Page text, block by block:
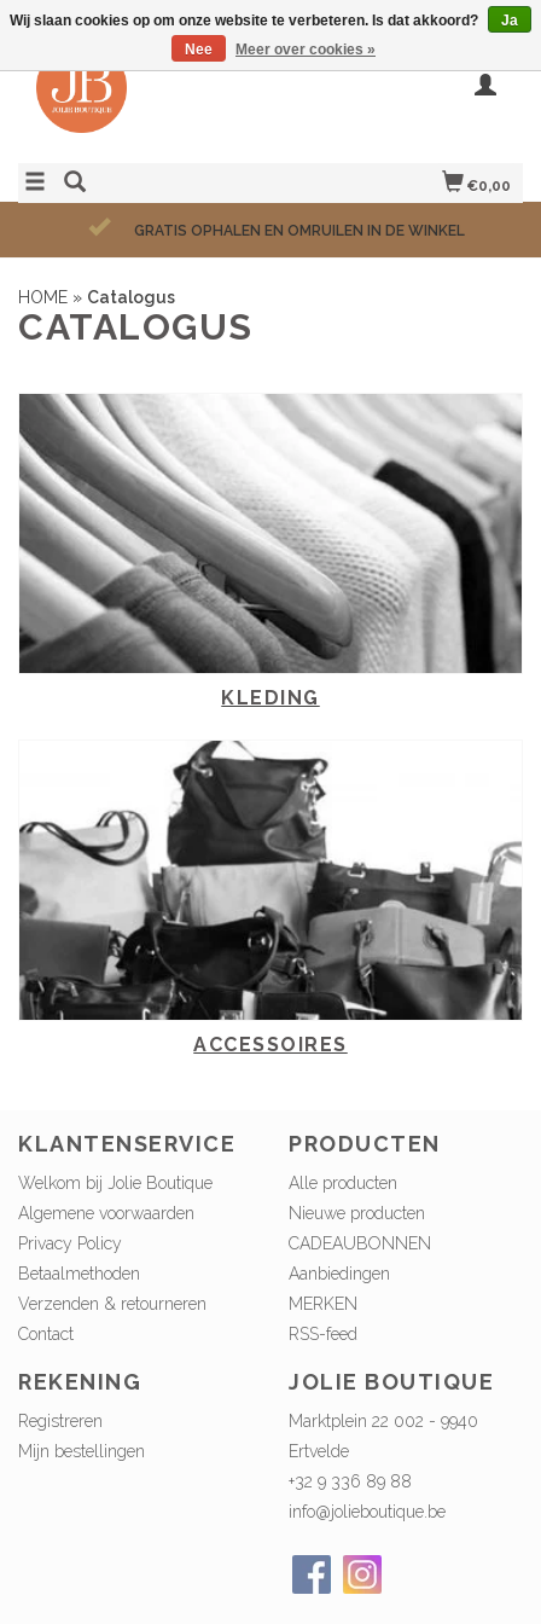
€0,00
GRATIS OPHALEN EN OMRUILEN IN DE WINKEL
HOME » Catalogus
CATALOGUS
KLEDING
ACCESSOIRES
KLANTENSERVICE
Welkom bij Jolie Boutique
Algemene voorwaarden
Privacy Policy
Betaalmethoden
Verzenden & retourneren
Contact
PRODUCTEN
Alle producten
Nieuwe producten
CADEAUBONNEN
Aanbiedingen
MERKEN
RSS-feed
REKENING
Registreren
Mijn bestellingen
JOLIE BOUTIQUE
Marktplein 22 002 - 9940
Ertvelde
+32 9 336 89 88
info@jolieboutique.be
Wij slaan cookies op om onze website te verbeteren. Is dat akkoord?
Ja
Nee
Meer over cookies »